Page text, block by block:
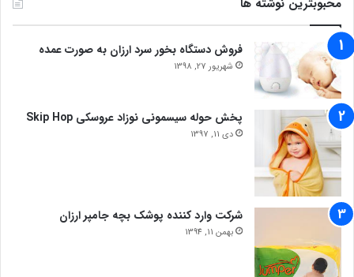
محبوبترین نوشته ها
فروش دستگاه بخور سرد ارزان به صورت عمده
شهریور 27, 1398
پخش حوله سیسمونی نوزاد عروسکی Skip Hop
دی 11, 1397
شرکت وارد کننده پوشک بچه جامپر ارزان
بهمن 11, 1394